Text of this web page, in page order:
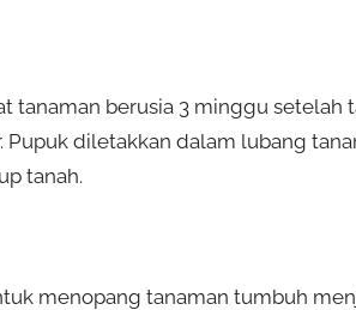
tanaman berusia 3 minggu setelah
Pupuk diletakkan dalam lubang
tanah.
menopang tanaman tumbuh